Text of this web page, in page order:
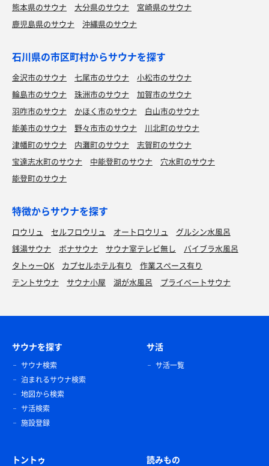
熊本県のサウナ
大分県のサウナ
宮崎県のサウナ
鹿児島県のサウナ
沖縄県のサウナ
石川県の市区町村からサウナを探す
金沢市のサウナ 七尾市のサウナ
小松市のサウナ
輪島市のサウナ
珠洲市のサウナ
加賀市のサウナ
羽咋市のサウナ
かほく市のサウナ
白山市のサウナ
能美市のサウナ
野々市市のサウナ
川北町のサウナ
津幡町のサウナ
内灘町のサウナ
志賀町のサウナ
宝達志水町のサウナ
中能登町のサウナ
穴水町のサウナ
能登町のサウナ
特徴からサウナを探す
ロウリュ セルフロウリュ オートロウリュ
グルシン水風呂
銭湯サウナ
ボナサウナ サウナ室テレビ無し
バイブラ水風呂
タトゥーOK
カプセルホテル有り
作業スペース有り
テントサウナ
サウナ小屋 湖が水風呂 プライベートサウナ
サウナを探す
サウナ検索
泊まれるサウナ検索
地図から検索
サ活検索
施設登録
サ活
サ活一覧
トントゥ 読みもの